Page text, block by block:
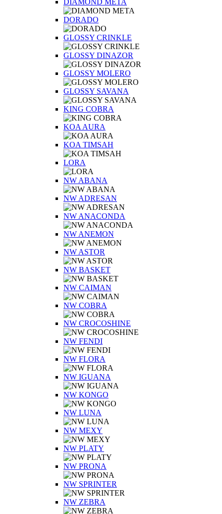
DIAMOND META
DORADO
GLOSSY CRINKLE
GLOSSY DINAZOR
GLOSSY MOLERO
GLOSSY SAVANA
KING COBRA
KOA AURA
KOA TIMSAH
LORA
NW ABANA
NW ADRESAN
NW ANACONDA
NW ANEMON
NW ASTOR
NW BASKET
NW CAIMAN
NW COBRA
NW CROCOSHINE
NW FENDI
NW FLORA
NW IGUANA
NW KONGO
NW LUNA
NW MEXY
NW PLATY
NW PRONA
NW SPRINTER
NW ZEBRA